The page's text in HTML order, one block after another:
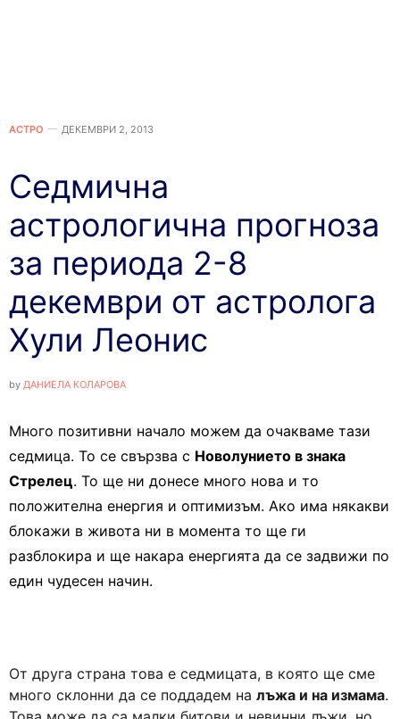
АСТРО ДЕКЕМВРИ 2, 2013
Седмична
астрологична прогноза
за периода 2-8
декември от астролога
Хули Леонис
by ДАНИЕЛА КОЛАРОВА
Много позитивни начало можем да очакваме тази
седмица. То се свързва с Новолунието в знака
Стрелец. То ще ни донесе много нова и то
положителна енергия и оптимизъм. Ако има някакви
блокажи в живота ни в момента то ще ги
разблокира и ще накара енергията да се задвижи по
един чудесен начин.
От друга страна това е седмицата, в която ще сме
много склонни да се поддадем на лъжа и на измама.